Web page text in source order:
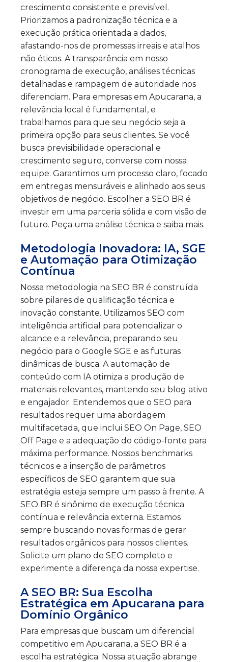
crescimento consistente e previsível.
Priorizamos a padronização técnica e a
execução prática orientada a dados,
afastando-nos de promessas irreais e atalhos
não éticos. A transparência em nosso
cronograma de execução, análises técnicas
detalhadas e rampagem de autoridade nos
diferenciam. Para empresas em Apucarana, a
relevância local é fundamental, e
trabalhamos para que seu negócio seja a
primeira opção para seus clientes. Se você
busca previsibilidade operacional e
crescimento seguro, converse com nossa
equipe. Garantimos um processo claro, focado
em entregas mensuráveis e alinhado aos seus
objetivos de negócio. Escolher a SEO BR é
investir em uma parceria sólida e com visão de
futuro. Peça uma análise técnica e saiba mais.
Metodologia Inovadora: IA, SGE
e Automação para Otimização
Contínua
Nossa metodologia na SEO BR é construída
sobre pilares de qualificação técnica e
inovação constante. Utilizamos SEO com
inteligência artificial para potencializar o
alcance e a relevância, preparando seu
negócio para o Google SGE e as futuras
dinâmicas de busca. A automação de
conteúdo com IA otimiza a produção de
materiais relevantes, mantendo seu blog ativo
e engajador. Entendemos que o SEO para
resultados requer uma abordagem
multifacetada, que inclui SEO On Page, SEO
Off Page e a adequação do código-fonte para
máxima performance. Nossos benchmarks
técnicos e a inserção de parâmetros
específicos de SEO garantem que sua
estratégia esteja sempre um passo à frente. A
SEO BR é sinônimo de execução técnica
contínua e relevância externa. Estamos
sempre buscando novas formas de gerar
resultados orgânicos para nossos clientes.
Solicite um plano de SEO completo e
experimente a diferença da nossa expertise.
A SEO BR: Sua Escolha
Estratégica em Apucarana para
Domínio Orgânico
Para empresas que buscam um diferencial
competitivo em Apucarana, a SEO BR é a
escolha estratégica. Nossa atuação abrange